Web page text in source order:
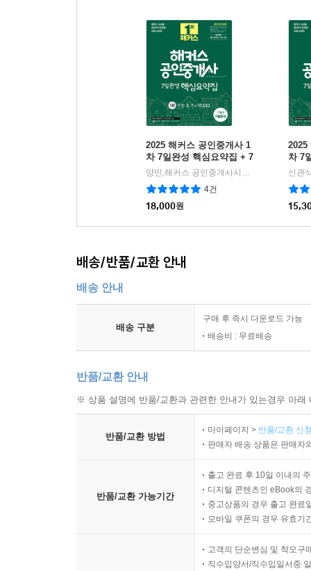
2025 해커스 공인중개사 1
차 7일완성 핵심요약집 + 7
개년 기출분석 민법 및 민사
특별법
|
4건
18,000원
2025
차 7
개년
론
배송/반품/교환 안내
배송 안내
배송 구분
구매 후 즉시 다운로드 가능
배송비 : 무료배송
반품/교환 안내
※ 상품 설명에 반품/교환과 관련한 안내가 있는경우 아
반품/교환 방법
마이페이지 > 반품/교환 신
판매자 배송 상품은 판매자
반품/교환 가능기간
출고 완료 후 10일 이내의
디지털 콘텐츠인 eBook의
중고상품의 경우 출고 완료
모바일 쿠폰의 경우 유효기
고객의 단순변심 및 착오구
직수입양서/직수입일서중